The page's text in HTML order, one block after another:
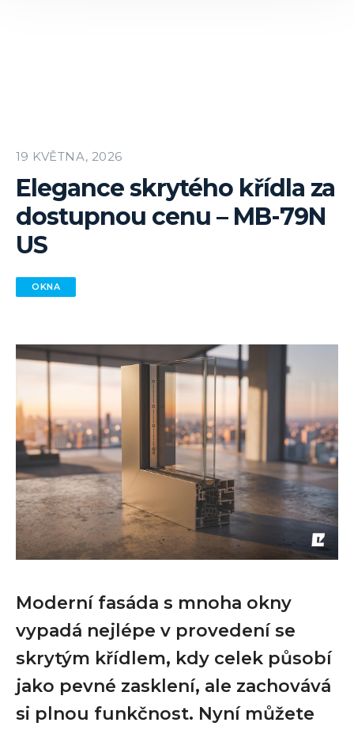
19 KVĚTNA, 2026
Elegance skrytého křídla za
dostupnou cenu – MB-79N
US
OKNA
Moderní fasáda s mnoha okny
vypadá nejlépe v provedení se
skrytým křídlem, kdy celek působí
jako pevné zasklení, ale zachovává
si plnou funkčnost. Nyní můžete